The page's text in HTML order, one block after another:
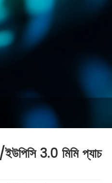
3.0 মিমি প্যাচ